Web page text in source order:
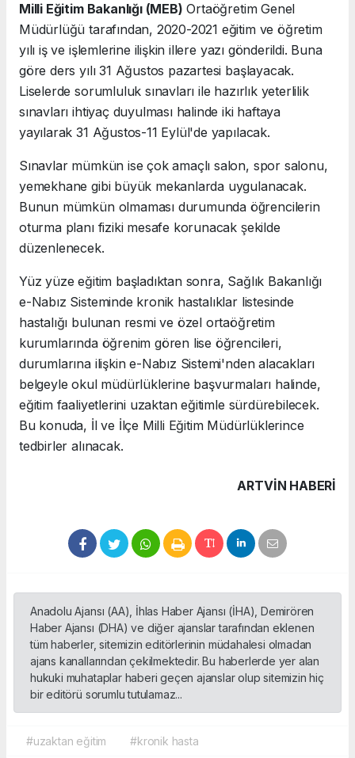
Milli Eğitim Bakanlığı (MEB) Ortaöğretim Genel
Müdürlüğü tarafından, 2020-2021 eğitim ve öğretim
yılı iş ve işlemlerine ilişkin illere yazı gönderildi. Buna
göre ders yılı 31 Ağustos pazartesi başlayacak.
Liselerde sorumluluk sınavları ile hazırlık yeterlilik
sınavları ihtiyaç duyulması halinde iki haftaya
yayılarak 31 Ağustos-11 Eylül'de yapılacak.
Sınavlar mümkün ise çok amaçlı salon, spor salonu,
yemekhane gibi büyük mekanlarda uygulanacak.
Bunun mümkün olmaması durumunda öğrencilerin
oturma planı fiziki mesafe korunacak şekilde
düzenlenecek.
Yüz yüze eğitim başladıktan sonra, Sağlık Bakanlığı
e-Nabız Sisteminde kronik hastalıklar listesinde
hastalığı bulunan resmi ve özel ortaöğretim
kurumlarında öğrenim gören lise öğrencileri,
durumlarına ilişkin e-Nabız Sistemi'nden alacakları
belgeyle okul müdürlüklerine başvurmaları halinde,
eğitim faaliyetlerini uzaktan eğitimle sürdürebilecek.
Bu konuda, İl ve İlçe Milli Eğitim Müdürlüklerince
tedbirler alınacak.
ARTVIN HABERİ
Anadolu Ajansı (AA), İhlas Haber Ajansı (İHA), Demirören
Haber Ajansı (DHA) ve diğer ajanslar tarafından eklenen
tüm haberler, sitemizin editörlerinin müdahalesi olmadan
ajans kanallarından çekilmektedir. Bu haberlerde yer alan
hukuki muhataplar haberi geçen ajanslar olup sitemizin hiç
bir editörü sorumlu tutulamaz...
#uzaktan eğitim #kronik hasta